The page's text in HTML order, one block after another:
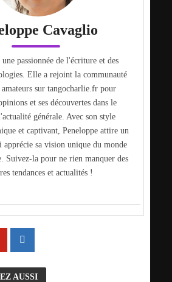
Cavaglio
une passionnée de l'écriture et des
Elle a rejoint la communauté
sur tangocharlie.fr pour
et ses découvertes dans le
générale. Avec son style
et captivant, Peneloppe attire un
sa vision unique du monde
Suivez-la pour ne rien manquer des
tendances et actualités !
AUSSI